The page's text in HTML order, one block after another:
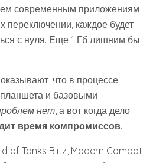
современным приложениям
переключении, каждое будет
с нуля. Еще 1 Гб лишним бы
что в процессе
и базовыми
нет , а вот когда дело
время компромиссов.
of Tanks Blitz, Modern Combat